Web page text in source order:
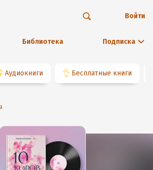
Библиотека Подписка
Войти
Аудиокниги 👌 Бесплатные книги